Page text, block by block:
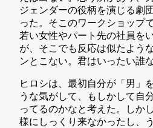
ジェンダーの役柄を演じる劇
った。そこのワークショップ
若い女性やパート先の社員を
が、そこでも反応は似たよう
ンとこない。君はいったい誰
ヒロシは、最初自分が「男」
うな気がして、もしかして自
ってるのかなと考えた。しか
様にしっくり来なかったし、